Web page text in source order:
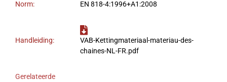
Norm: EN 818-4:1996+A1:2008
Handleiding:
VAB-Kettingmateriaal-materiau-des-
chaines-NL-FR.pdf
Gerelateerde